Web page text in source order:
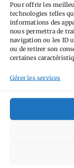
Pour offrir les
technologies telles
informations des
nous permettra de
navigation ou les ID
ou de retirer son
certaines
Gérer les services
Tags
Anti